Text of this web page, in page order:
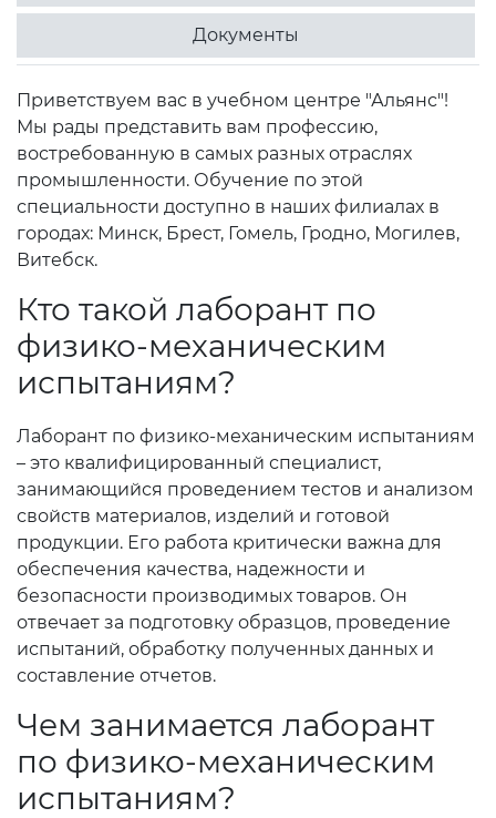
Документы
Приветствуем вас в учебном центре "Альянс"!
Мы рады представить вам профессию,
востребованную в самых разных отраслях
промышленности. Обучение по этой
специальности доступно в наших филиалах в
городах: Минск, Брест, Гомель, Гродно, Могилев,
Витебск.
Кто такой лаборант по
физико-механическим
испытаниям?
Лаборант по физико-механическим испытаниям
– это квалифицированный специалист,
занимающийся проведением тестов и анализом
свойств материалов, изделий и готовой
продукции. Его работа критически важна для
обеспечения качества, надежности и
безопасности производимых товаров. Он
отвечает за подготовку образцов, проведение
испытаний, обработку полученных данных и
составление отчетов.
Чем занимается лаборант
по физико-механическим
испытаниям?